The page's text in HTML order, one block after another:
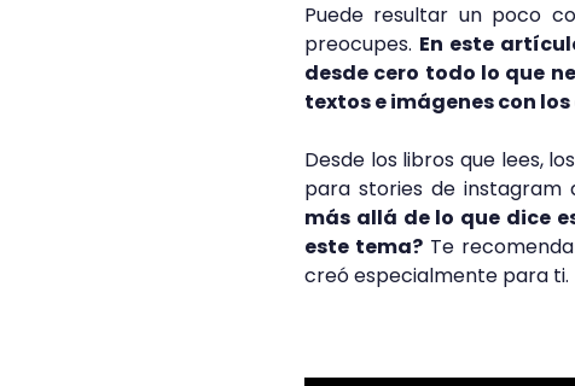
Puede resultar un poco
preocupes. En este
desde cero todo lo que
textos e imágenes con
Desde los libros que lees,
para stories de instagram
más allá de lo que dice
este tema? Te
creó especialmente para ti.